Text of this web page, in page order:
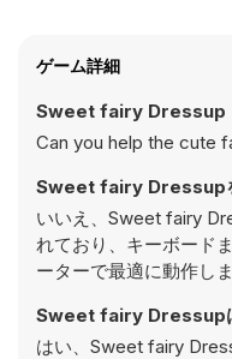
ゲーム詳細
Sweet fairy Dressup
Can you help the cute
Sweet fairy Dressup
いいえ、Sweet fairy
れており、キーボード
ーターで最適に動作しま
Sweet fairy Dressup
はい、Sweet fairy